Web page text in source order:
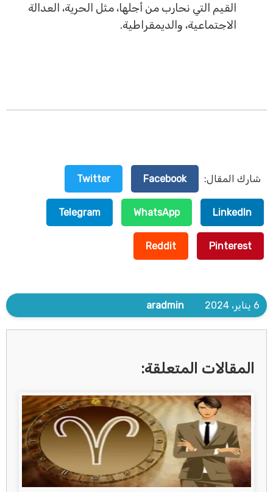
القيم التي نحارب من أجلها، مثل الحرية، العدالة
الاجتماعية، والديمقراطية.
شارك المقال: Facebook
Twitter
LinkedIn
WhatsApp
Telegram
Pinterest
Reddit
6 يناير، 2024 aradmin
المقالات المتعلقة: